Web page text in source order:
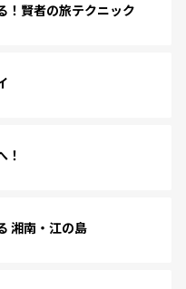
！賢者の旅テクニック
！
湘南・江の島